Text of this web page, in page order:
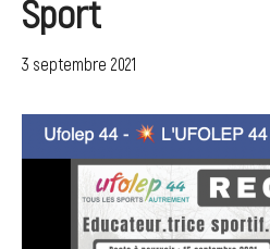
Sport
3 septembre 2021